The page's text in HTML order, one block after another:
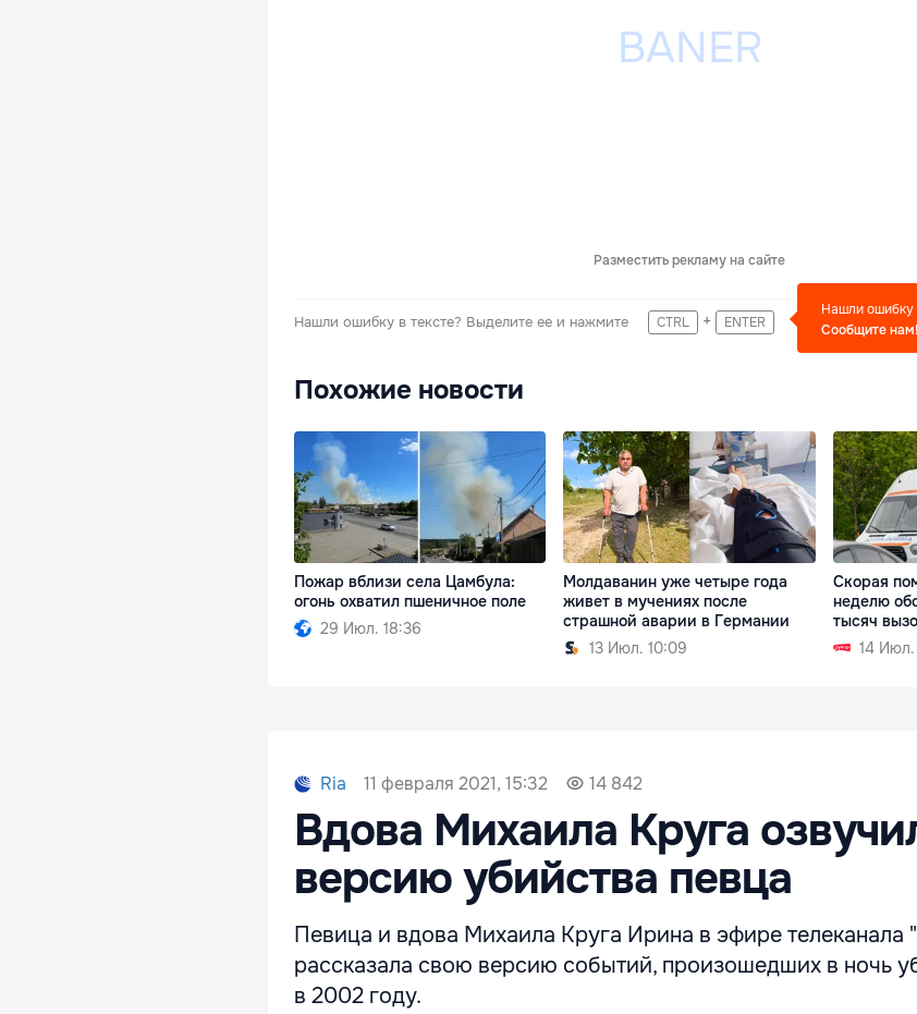
Разместить рекламу на сайте
Нашли ошибку в тексте? Выделите ее и нажмите CTRL + ENTER
Нашли ошибку
Сообщите нам!
Похожие новости
Пожар вблизи села Цамбула:
огонь охватил пшеничное поле
29 Июл. 18:36
Молдаванин уже четыре года
живет в мучениях после
страшной аварии в Германии
13 Июл. 10:09
Скорая
неделю
тысяч
14 Июл.
Ria 11 февраля 2021, 15:32 14 842
Вдова Михаила Круга
версию убийства певца
Певица и вдова Михаила Круга Ирина в эфире телеканала
рассказала свою версию событий, произошедших в ночь
в 2002 году.